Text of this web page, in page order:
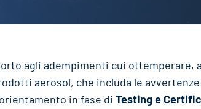
agli adempimenti cui ottemperare,
aerosol, che includa le
in fase di Testing e